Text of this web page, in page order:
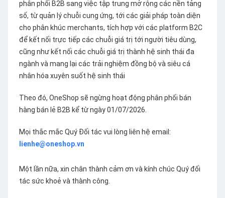
phân phối B2B sang việc tập trung mở rộng các nền tảng
số, từ quản lý chuỗi cung ứng, tới các giải pháp toàn diện
cho phân khúc merchants, tích hợp với các platform B2C
để kết nối trực tiếp các chuỗi giá trị tới người tiêu dùng,
cũng như kết nối các chuỗi giá trị thành hệ sinh thái đa
ngành và mang lại các trải nghiệm đồng bộ và siêu cá
nhân hóa xuyên suốt hệ sinh thái
Theo đó, OneShop sẽ ngừng hoạt động phân phối bán
hàng bán lẻ B2B kể từ ngày 01/07/2026.
Mọi thắc mắc Quý Đối tác vui lòng liên hệ email:
lienhe@oneshop.vn
Một lần nữa, xin chân thành cảm ơn và kính chúc Quý đối
tác sức khoẻ và thành công.